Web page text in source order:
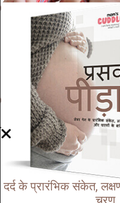
Now I'm in
दर्द के प्रारंभिक संकेत,